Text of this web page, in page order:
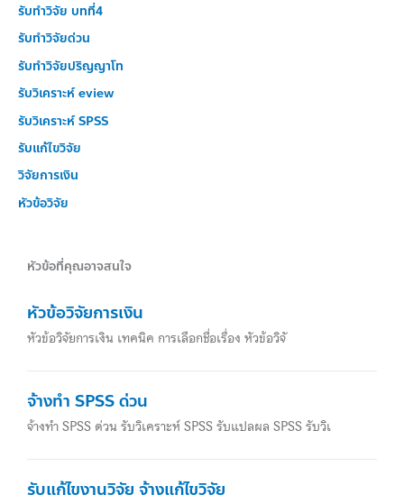
:รับทำวิจัย บทที่4
รับทำวิจัยด่วน
รับทำวิจัยปริญญาโท
รับวิเคราะห์ eview
รับวิเคราะห์ SPSS
รับแก้ไขวิจัย
วิจัยการเงิน
หัวข้อวิจัย
หัวข้อที่คุณอาจสนใจ
หัวข้อวิจัยการเงิน
หัวข้อวิจัยการเงิน เทคนิค การเลือกชื่อเรื่อง หัวข้อวิจั
จ้างทำ SPSS ด่วน
จ้างทำ SPSS ด่วน รับวิเคราะห์ SPSS รับแปลผล SPSS รับวิเ
รับแก้ไขงานวิจัย จ้างแก้ไขวิจัย